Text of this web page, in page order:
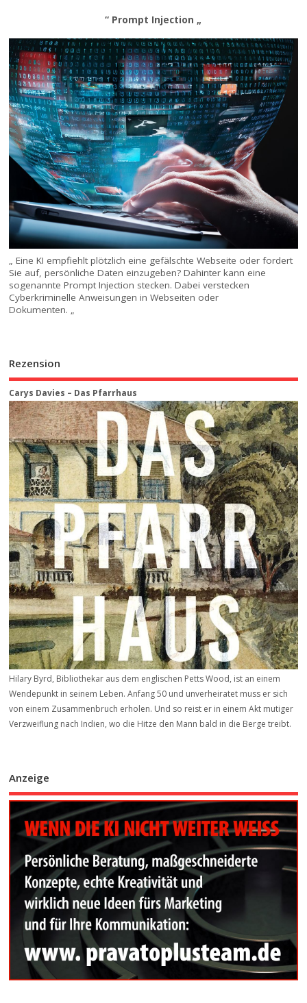
“ Prompt Injection „
„ Eine KI empfiehlt plötzlich eine gefälschte Webseite oder fordert
Sie auf, persönliche Daten einzugeben? Dahinter kann eine
sogenannte Prompt Injection stecken. Dabei verstecken
Cyberkriminelle Anweisungen in Webseiten oder
Dokumenten. „
Rezension
Carys Davies – Das Pfarrhaus
Hilary Byrd, Bibliothekar aus dem englischen Petts Wood, ist an einem
Wendepunkt in seinem Leben. Anfang 50 und unverheiratet muss er sich
von einem Zusammenbruch erholen. Und so reist er in einem Akt mutiger
Verzweiflung nach Indien, wo die Hitze den Mann bald in die Berge treibt.
Anzeige